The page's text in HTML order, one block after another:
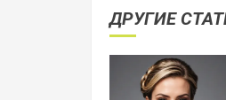
ДРУГИЕ